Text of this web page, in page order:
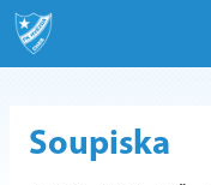
Soupiska